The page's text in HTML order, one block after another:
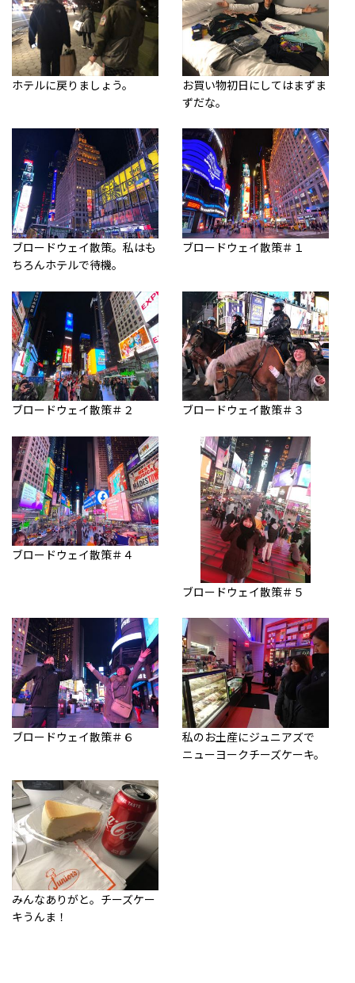
ホテルに戻りましょう。
お買い物初日にしてはまずま
ずだな。
ブロードウェイ散策。私はも
ちろんホテルで待機。
ブロードウェイ散策＃１
ブロードウェイ散策＃２ ブロードウェイ散策＃３
ブロードウェイ散策＃４
ブロードウェイ散策＃５
ブロードウェイ散策＃６
私のお土産にジュニアズで
ニューヨークチーズケーキ。
みんなありがと。チーズケー
キうんま！